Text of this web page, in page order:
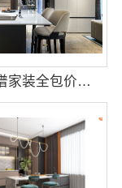
江苏靠谱家装全包价格_常州宜居佳装饰工程有限公司